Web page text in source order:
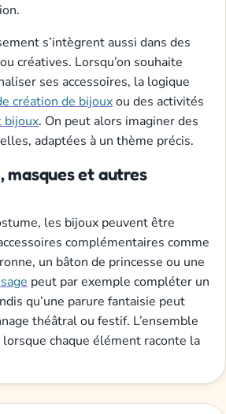
s’intègrent aussi dans des
créatives. Lorsqu’on souhaite
ses accessoires, la logique
création de bijouxou des activités
bijoux. On peut alors imaginer des
adaptées à un thème précis.
masques et autres
les bijoux peuvent être
complémentaires comme
un bâton de princesse ou une
peut par exemple compléter un
qu’une parure fantaisie peut
théâtral ou festif. L’ensemble
chaque élément raconte la